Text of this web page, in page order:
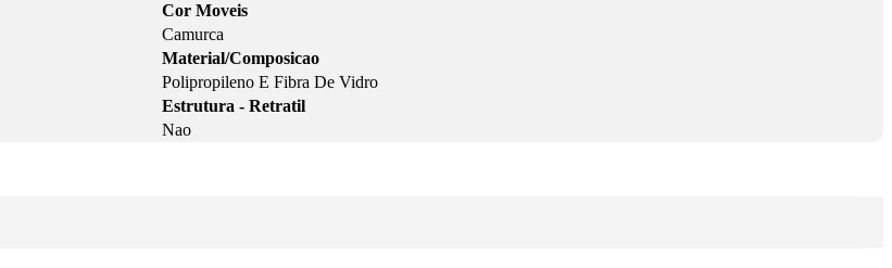
Cor Moveis
Camurca
Material/Composicao
Polipropileno E Fibra De Vidro
Estrutura - Retratil
Nao